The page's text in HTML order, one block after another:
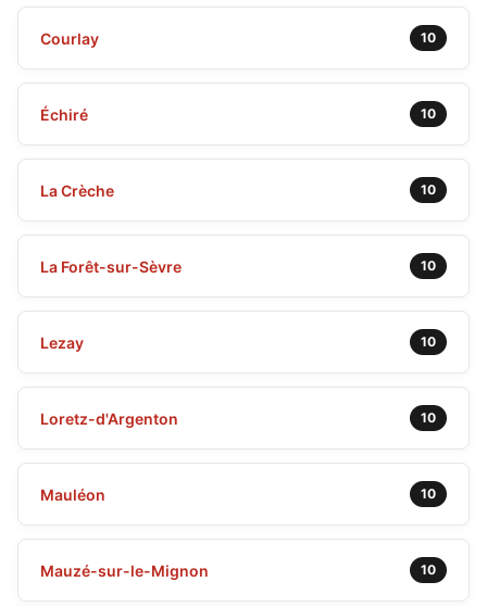
Courlay 10
Échiré 10
La Crèche 10
La Forêt-sur-Sèvre 10
Lezay 10
Loretz-d'Argenton 10
Mauléon 10
Mauzé-sur-le-Mignon 10